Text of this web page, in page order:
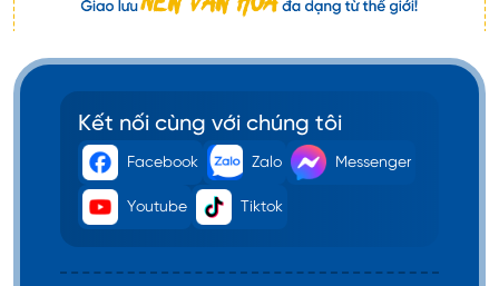
Kết nối cùng với chúng tôi
Facebook Zalo Messenger
Youtube Tiktok